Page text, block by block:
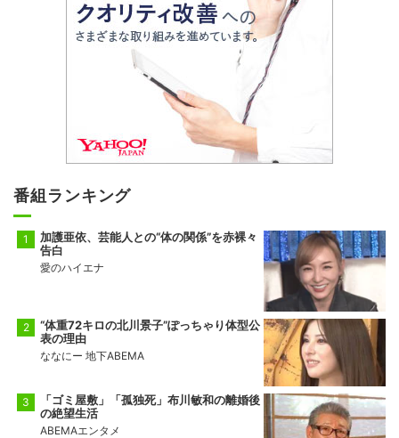
番組ランキング
加護亜依、芸能人との“体の関係”を赤裸々
告白
愛のハイエナ
“体重72キロの北川景子”ぽっちゃり体型公
表の理由
ななにー 地下ABEMA
「ゴミ屋敷」「孤独死」布川敏和の離婚後
の絶望生活
ABEMAエンタメ